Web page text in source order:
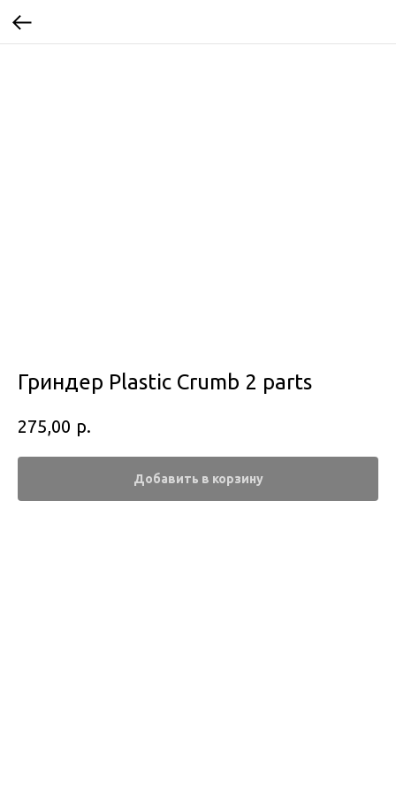
Гриндер Plastic Crumb 2 parts
275,00 р.
Добавить в корзину